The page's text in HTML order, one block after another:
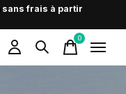
sans frais à partir
0items